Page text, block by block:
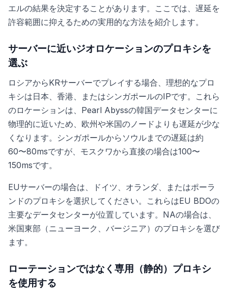
エルの結果を決定することがあります。ここでは、遅延を
許容範囲に抑えるための実用的な方法を紹介します。
サーバーに近いジオロケーションのプロキシを
選ぶ
ロシアからKRサーバーでプレイする場合、理想的なプロ
キシは日本、香港、またはシンガポールのIPです。これら
のロケーションは、Pearl Abyssの韓国データセンターに
物理的に近いため、欧州や米国のノードよりも遅延が少な
くなります。シンガポールからソウルまでの遅延は約
60〜80msですが、モスクワから直接の場合は100〜
150msです。
EUサーバーの場合は、ドイツ、オランダ、またはポーラ
ンドのプロキシを選択してください。これらはEU BDOの
主要なデータセンターが位置しています。NAの場合は、
米国東部（ニューヨーク、バージニア）のプロキシを選び
ます。
ローテーションではなく専用（静的）プロキシ
を使用する